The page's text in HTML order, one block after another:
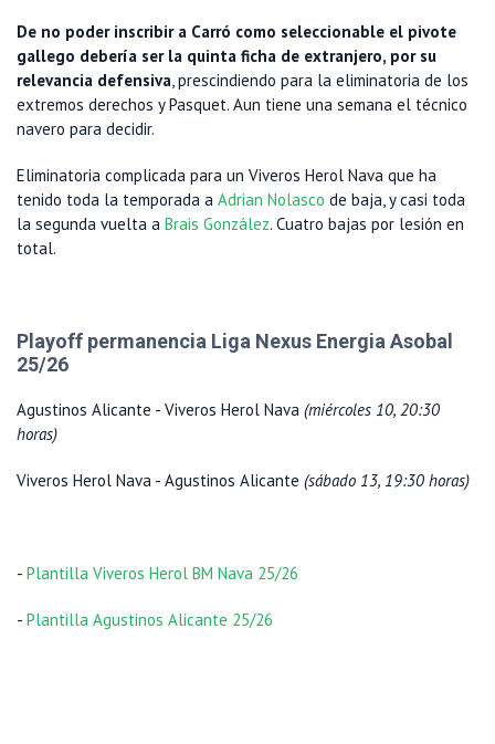
De no poder inscribir a Carró como seleccionable el pivote
gallego debería ser la quinta ficha de extranjero, por su
relevancia defensiva , prescindiendo para la eliminatoria de los
extremos derechos y Pasquet. Aun tiene una semana el técnico
navero para decidir.
Eliminatoria complicada para un Viveros Herol Nava que ha
tenido toda la temporada a Adrian Nolasco de baja, y casi toda
la segunda vuelta a Brais González. Cuatro bajas por lesión en
total.
Playoff permanencia Liga Nexus Energia Asobal
25/26
Agustinos Alicante - Viveros Herol Nava (miércoles 10, 20:30
horas)
Viveros Herol Nava - Agustinos Alicante (sábado 13, 19:30 horas)
- Plantilla Viveros Herol BM Nava 25/26
- Plantilla Agustinos Alicante 25/26